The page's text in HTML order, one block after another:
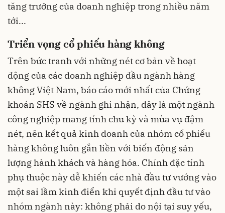
tăng trưởng của doanh nghiệp trong nhiều năm
tới...
Triển vọng cổ phiếu hàng không
Trên bức tranh với những nét cơ bản về hoạt
động của các doanh nghiệp đầu ngành hàng
không Việt Nam, báo cáo mới nhất của Chứng
khoán SHS về ngành ghi nhận, đây là một ngành
công nghiệp mang tính chu kỳ và mùa vụ đậm
nét, nên kết quả kinh doanh của nhóm cổ phiếu
hàng không luôn gắn liền với biến động sản
lượng hành khách và hàng hóa. Chính đặc tính
phụ thuộc này dễ khiến các nhà đầu tư vướng vào
một sai lầm kinh điển khi quyết định đầu tư vào
nhóm ngành này: không phải do nội tại suy yếu,